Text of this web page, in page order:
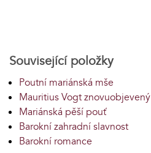
Související položky
Poutní mariánská mše
Mauritius Vogt znovuobjevený
Mariánská pěší pouť
Barokní zahradní slavnost
Barokní romance